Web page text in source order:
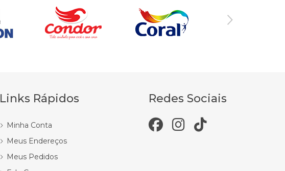
Links Rápidos
Minha Conta
Meus Endereços
Meus Pedidos
Redes Sociais